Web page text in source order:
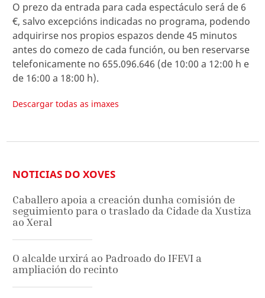
O prezo da entrada para cada espectáculo será de 6
€, salvo excepcións indicadas no programa, podendo
adquirirse nos propios espazos dende 45 minutos
antes do comezo de cada función, ou ben reservarse
telefonicamente no 655.096.646 (de 10:00 a 12:00 h e
de 16:00 a 18:00 h).
Descargar todas as imaxes
NOTICIAS DO XOVES
Caballero apoia a creación dunha comisión de
seguimiento para o traslado da Cidade da Xustiza
ao Xeral
O alcalde urxirá ao Padroado do IFEVI a
ampliación do recinto